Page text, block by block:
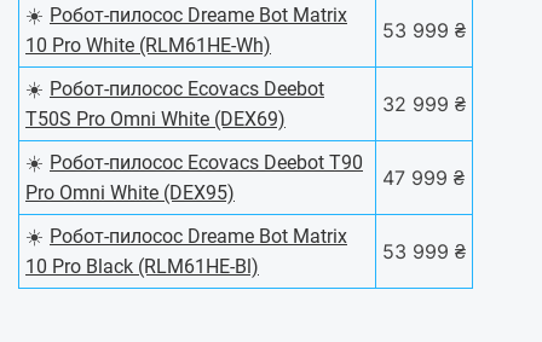
☀️ Робот-пилосос Dreame Bot Matrix
10 Pro White (RLM61HE-Wh)
53 999 ₴
☀️ Робот-пилосос Ecovacs Deebot
T50S Pro Omni White (DEX69)
32 999 ₴
☀️ Робот-пилосос Ecovacs Deebot T90
Pro Omni White (DEX95)
47 999 ₴
☀️ Робот-пилосос Dreame Bot Matrix
10 Pro Black (RLM61HE-Bl)
53 999 ₴